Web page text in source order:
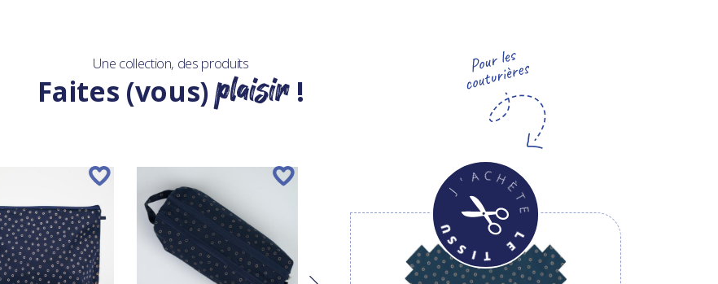
Une collection, des produits
Faites (vous)plaisir!